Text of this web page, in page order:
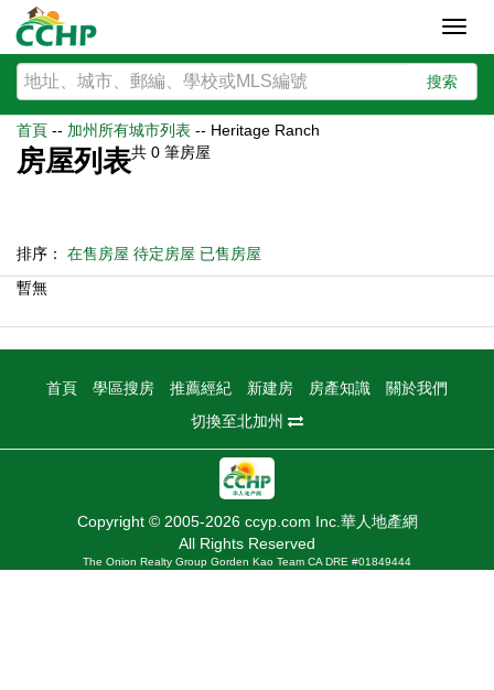
搜索
首頁 -- 加州所有城市列表 -- Heritage Ranch
房屋列表共 0 筆房屋
排序： 在售房屋 待定房屋 已售房屋
暫無
首頁 學區搜房 推薦經紀 新建房 房產知識
關於我們
切換至北加州
Copyright © 2005-2026 ccyp.com Inc.華人地產網
All Rights Reserved
The Onion Realty Group Gorden Kao Team CA DRE #01849444